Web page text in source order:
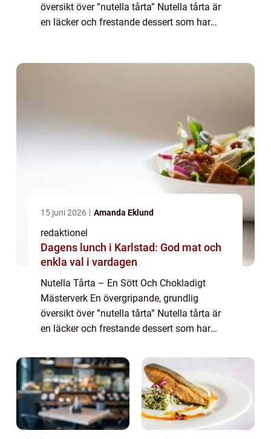
översikt över ”nutella tårta” Nutella tårta är
en läcker och frestande dessert som har
15 juni 2026 Amanda Eklund
redaktionel
Dagens lunch i Karlstad: God mat och
enkla val i vardagen
Nutella Tårta – En Sött Och Chokladigt
Mästerverk En övergripande, grundlig
översikt över ”nutella tårta” Nutella tårta är
en läcker och frestande dessert som har
dryckesentusiaster över hela världen...